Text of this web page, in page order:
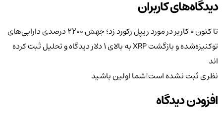
دیدگاه‌های کاربران
تا کنون 0 کاربر در مورد
ریپل رکورد زد؛ جهش ۲۲۰۰ درصدی دارایی‌های
توکنیزه‌شده و بازگشت XRP به بالای ۱ دلار
دیدگاه و تحلیل ثبت کرده
اند
نظری ثبت نشده است!شما اولین باشید
افزودن دیدگاه